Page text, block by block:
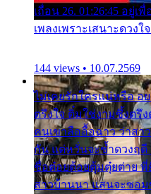
เถื่อน 26. 01:26:45 อยู่เพื่
เพลงเพราะเสนาะดวงใ
144 views • 10.07.2569
ไม่เคยรักใครแน่หรือ อ
ตรึงใจ ติ๋มใช่งามซึ้งตรึ
คนเขาลืออื้อฉาว ว่าสา
กัน แต่หวั่นจะช้ำดวงฤ
ชื่อต๋อยต้อยตุ้มตุ๋ยต่าย พี่
สาวบ้านนา แสนจะซอ